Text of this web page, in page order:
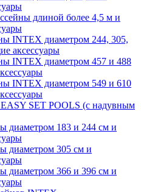
длиной более 4,5 м и
INTEX диаметром 244, 305,
аксессуары
INTEX диаметром 457 и 488
INTEX диаметром 549 и 610
SET POOLS (с надувным
диаметром 183 и 244 см и
диаметром 305 см и
диаметром 366 и 396 см и